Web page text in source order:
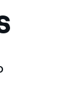
compañía?